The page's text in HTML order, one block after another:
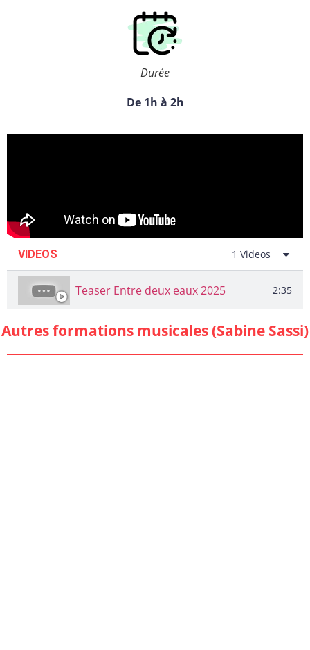
Durée
De 1h à 2h
VIDEOS 1 Videos
Teaser Entre deux eaux 2025 2:35
Autres formations musicales (Sabine Sassi)